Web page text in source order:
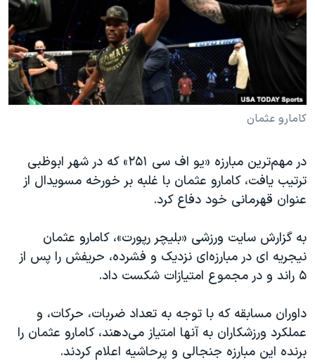
فرهنگ و زندگی
حقوق شهروندی
اقتصادی
علم و فناوری
اسرائیل در جنگ
آرشیو پخش زنده
مستندها
انتخابات ریاست جمهوری آمریکا ۲۰۲۴
حمله جمهوری اسلامی به اسرائیل
ورزش زنان در ایران
مجموعه مستندهای دادخواهی
تریبونال مردمی آبان ۹۸
چهل سال گروگان‌گیری
قانون شفافیت دارائی کادر رهبری ایران
اسرائیل در جنگ
نرگس محمدی برنده جایزه نوبل صلح
دنبال کنید
زبانهای مختلف
کامارو عثمان
در مهم‌ترین مبارزه «یو اف سی ۲۵۱» که در شهر ابوظبی
ترتیب یافت، کامارو عثمان با غلبه بر خورخه مسویدال از
عنوان قهرمانی خود دفاع کرد.
به گزارش سایت ورزشی «بلیچر رپورت»، کامارو عثمان
نیجریه ای در مبارزه‌ای نزدیک و فشرده، حریفش را پس از
۵ راند و در مجموع امتیازات شکست داد.
داوران مسابقه که با توجه به تعداد ضربات، حرکات، و
عملکرد ورزشکاران به آنها امتیاز می‌دهند، کامارو عثمان را
برنده این مبارزه جنجالی و پرحاشیه اعلام کردند.